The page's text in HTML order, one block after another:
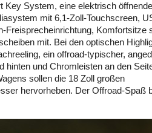
Key System, eine elektrisch öffnende
mit 6,1-Zoll-Touchscreen,
Freisprecheinrichtung, Komfortsitze
mit. Bei den optischen
ein offroad-typischer,
hinten und Chromleisten an den
sollen die 18 Zoll großen
hervorheben. Der Offroad-Spaß